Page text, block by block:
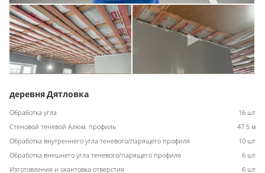
деревня Дятловка
Обработка угла
16 шт
Стеновой теневой Алюм. профиль
47.5 м
Обработка внутреннего угла теневого/парящего профиля
10 шт
Обработка внешнего угла теневого/парящего профиля
6 шт
Изготовление и окантовка отверстия
6 шт